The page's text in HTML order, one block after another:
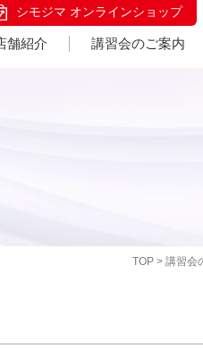
シモジマ オンラインショップ
舗紹介 講習会のご案内
TOP > 講習会